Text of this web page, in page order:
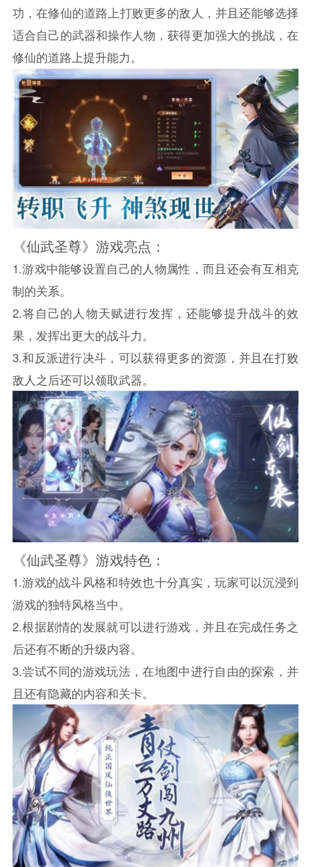
功，在修仙的道路上打败更多的敌人，并且还能够选择
适合自己的武器和操作人物，获得更加强大的挑战，在
修仙的道路上提升能力。
《仙武圣尊》游戏亮点：
1.游戏中能够设置自己的人物属性，而且还会有互相克
制的关系。
2.将自己的人物天赋进行发挥，还能够提升战斗的效
果，发挥出更大的战斗力。
3.和反派进行决斗，可以获得更多的资源，并且在打败
敌人之后还可以领取武器。
《仙武圣尊》游戏特色：
1.游戏的战斗风格和特效也十分真实，玩家可以沉浸到
游戏的独特风格当中。
2.根据剧情的发展就可以进行游戏，并且在完成任务之
后还有不断的升级内容。
3.尝试不同的游戏玩法，在地图中进行自由的探索，并
且还有隐藏的内容和关卡。